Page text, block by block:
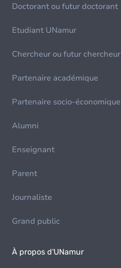
Doctorant ou futur doctorant
Etudiant UNamur
Chercheur ou futur chercheur
Partenaire académique
Partenaire socio-économique
Alumni
Enseignant
Parent
Journaliste
Grand public
À propos d'UNamur